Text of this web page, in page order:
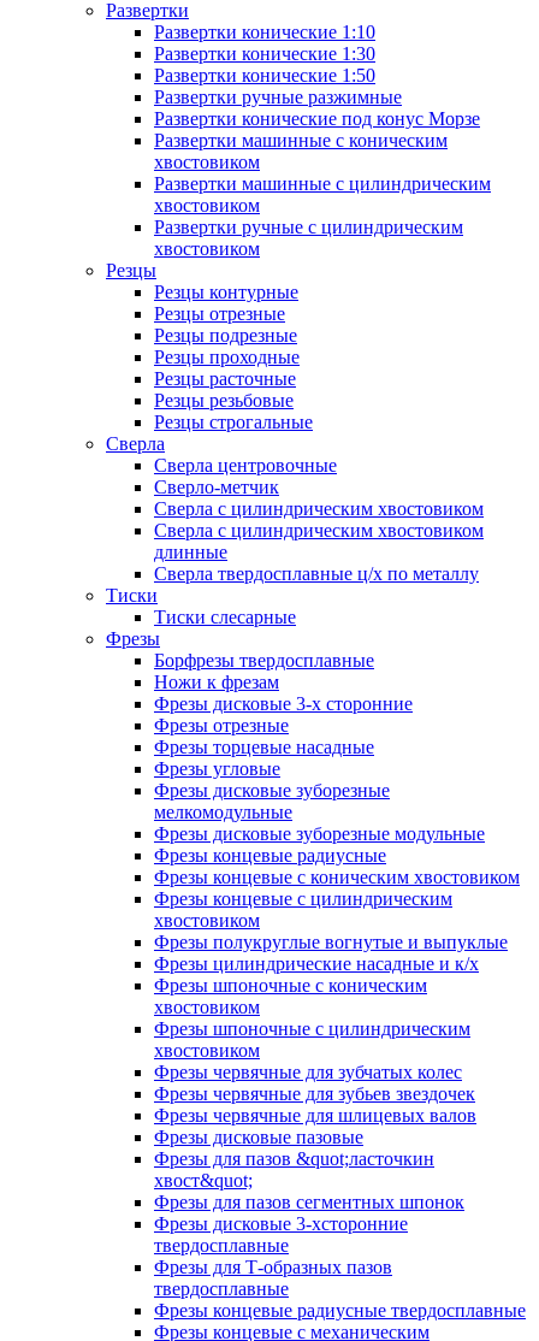
Развертки
Развертки конические 1:10
Развертки конические 1:30
Развертки конические 1:50
Развертки ручные разжимные
Развертки конические под конус Морзе
Развертки машинные с коническим
хвостовиком
Развертки машинные с цилиндрическим
хвостовиком
Развертки ручные с цилиндрическим
хвостовиком
Резцы
Резцы контурные
Резцы отрезные
Резцы подрезные
Резцы проходные
Резцы расточные
Резцы резьбовые
Резцы строгальные
Сверла
Сверла центровочные
Сверло-метчик
Сверла с цилиндрическим хвостовиком
Сверла с цилиндрическим хвостовиком
длинные
Сверла твердосплавные ц/х по металлу
Тиски
Тиски слесарные
Фрезы
Борфрезы твердосплавные
Ножи к фрезам
Фрезы дисковые 3-х сторонние
Фрезы отрезные
Фрезы торцевые насадные
Фрезы угловые
Фрезы дисковые зуборезные
мелкомодульные
Фрезы дисковые зуборезные модульные
Фрезы концевые радиусные
Фрезы концевые с коническим хвостовиком
Фрезы концевые с цилиндрическим
хвостовиком
Фрезы полукруглые вогнутые и выпуклые
Фрезы цилиндрические насадные и к/х
Фрезы шпоночные с коническим
хвостовиком
Фрезы шпоночные с цилиндрическим
хвостовиком
Фрезы червячные для зубчатых колес
Фрезы червячные для зубьев звездочек
Фрезы червячные для шлицевых валов
Фрезы дисковые пазовые
Фрезы для пазов &quot;ласточкин
хвост&quot;
Фрезы для пазов сегментных шпонок
Фрезы дисковые 3-хсторонние
твердосплавные
Фрезы для Т-образных пазов
твердосплавные
Фрезы концевые радиусные твердосплавные
Фрезы концевые с механическим